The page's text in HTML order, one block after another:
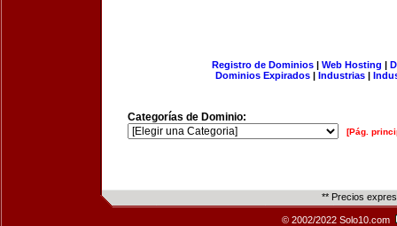
Registro de Dominios| Web Hosting |
Dominios Expirados | Industrias |
Categorías de Dominio:
[Pág.
** Precios
© 2002/2022 Solo10.com